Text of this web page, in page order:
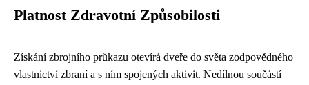
Platnost Zdravotní Způsobilosti
Získání zbrojního průkazu otevírá dveře do světa zodpovědného
vlastnictví zbraní a s ním spojených aktivit. Nedílnou součástí